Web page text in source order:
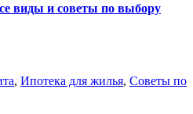
виды и советы по выбору
, Ипотека для жилья, Советы по